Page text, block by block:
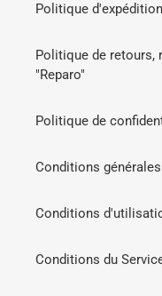
Politique d'expédition
Politique de retours,
"Reparo"
Politique de
Conditions
Conditions
Conditions du